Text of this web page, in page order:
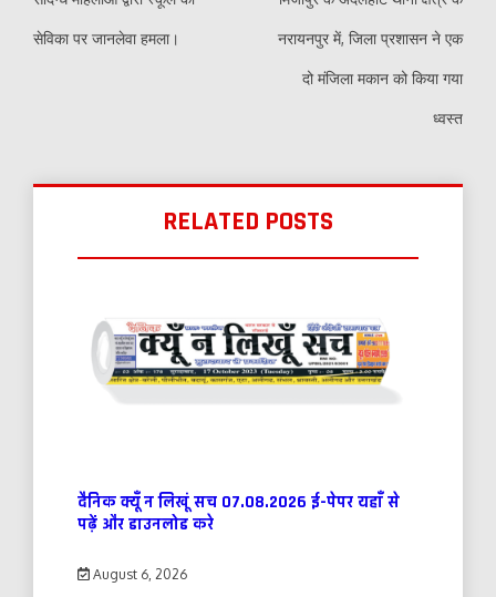
सेविका पर जानलेवा हमला। नरायनपुर में, जिला प्रशासन ने एक
दो मंजिला मकान को किया गया
ध्वस्त
RELATED POSTS
दैनिक क्यूँ न लिखूं सच 07.08.2026 ई-पेपर यहाँ से
पढ़ें और डाउनलोड करे
August 6, 2026